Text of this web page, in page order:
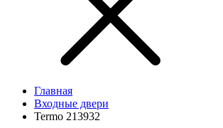
Главная
Входные двери
Termo 213932